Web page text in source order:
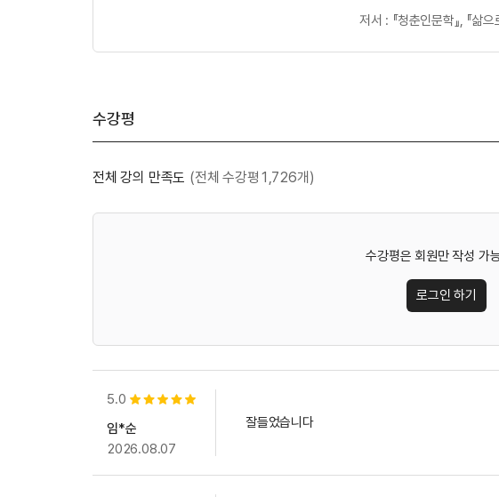
저서 : 『청춘인문학』, 『삶
수강평
전체 강의 만족도 (전체 수강평1,726개)
수강평은 회원만 작성 가
로그인 하기
5.0 별점 5개
임*순
2026.08.07
잘들었습니다